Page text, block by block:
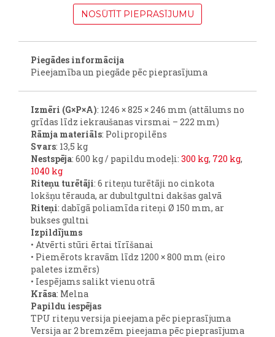
NOSŪTĪT PIEPRASĪJUMU
Piegādes informācija
Pieejamība un piegāde pēc pieprasījuma
Izmēri (G×P×A): 1246 × 825 × 246 mm (attālums no
grīdas līdz iekraušanas virsmai – 222 mm)
Rāmja materiāls: Polipropilēns
Svars: 13,5 kg
Nestspēja: 600 kg / papildu modeļi: 300 kg, 720 kg,
1040 kg
Riteņu turētāji: 6 riteņu turētāji no cinkota
lokšņu tērauda, ar dubultgultni dakšas galvā
Riteņi: dabīgā poliamīda riteņi Ø 150 mm, ar
bukses gultni
Izpildījums
• Atvērti stūri ērtai tīrīšanai
• Piemērots kravām līdz 1200 × 800 mm (eiro
paletes izmērs)
• Iespējams salikt vienu otrā
Krāsa: Melna
Papildu iespējas
TPU riteņu versija pieejama pēc pieprasījuma
Versija ar 2 bremzēm pieejama pēc pieprasījuma